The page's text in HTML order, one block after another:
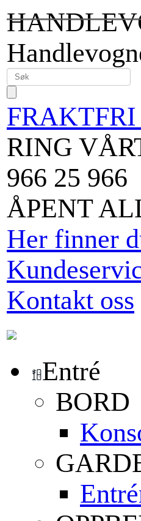
FRAKTFRI
RING
966 25 966
ÅPENT
Her finner
Kontakt oss
Entré
BORD